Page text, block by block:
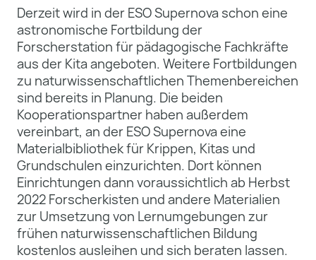
Derzeit wird in der ESO Supernova schon eine
astronomische Fortbildung der
Forscherstation für pädagogische Fachkräfte
aus der Kita angeboten. Weitere Fortbildungen
zu naturwissenschaftlichen Themenbereichen
sind bereits in Planung. Die beiden
Kooperationspartner haben außerdem
vereinbart, an der ESO Supernova eine
Materialbibliothek für Krippen, Kitas und
Grundschulen einzurichten. Dort können
Einrichtungen dann voraussichtlich ab Herbst
2022 Forscherkisten und andere Materialien
zur Umsetzung von Lernumgebungen zur
frühen naturwissenschaftlichen Bildung
kostenlos ausleihen und sich beraten lassen.